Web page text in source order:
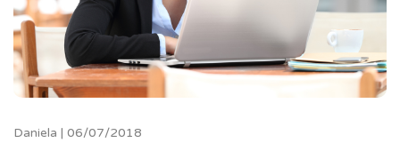
Daniela | 06/07/2018